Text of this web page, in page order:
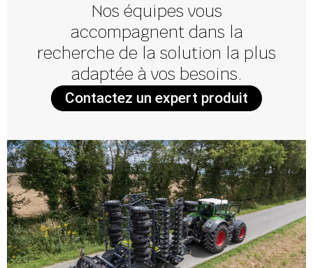
Nos équipes vous
accompagnent dans la
recherche de la solution la plus
adaptée à vos besoins.
Contactez un expert produit